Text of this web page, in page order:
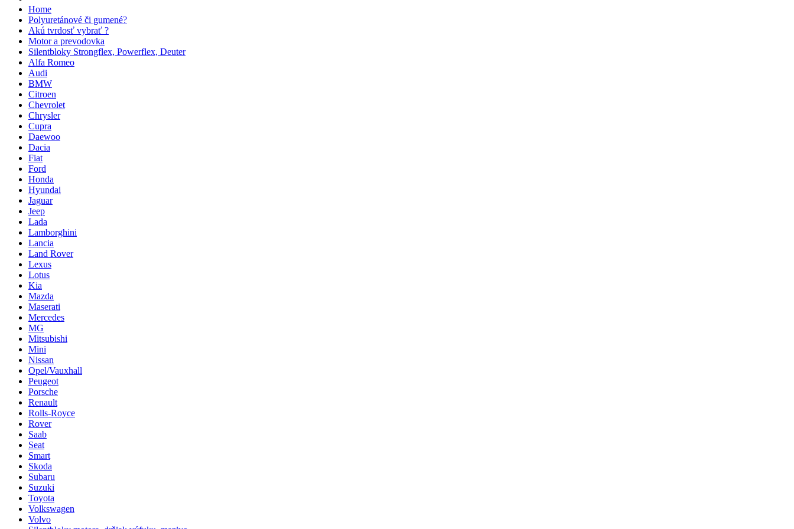
Home
Polyuretánové či gumené?
Akú tvrdosť vybrať ?
Motor a prevodovka
Silentbloky Strongflex, Powerflex, Deuter
Alfa Romeo
Audi
BMW
Citroen
Chevrolet
Chrysler
Cupra
Daewoo
Dacia
Fiat
Ford
Honda
Hyundai
Jaguar
Jeep
Lada
Lamborghini
Lancia
Land Rover
Lexus
Lotus
Kia
Mazda
Maserati
Mercedes
MG
Mitsubishi
Mini
Nissan
Opel/Vauxhall
Peugeot
Porsche
Renault
Rolls-Royce
Rover
Saab
Seat
Smart
Skoda
Subaru
Suzuki
Toyota
Volkswagen
Volvo